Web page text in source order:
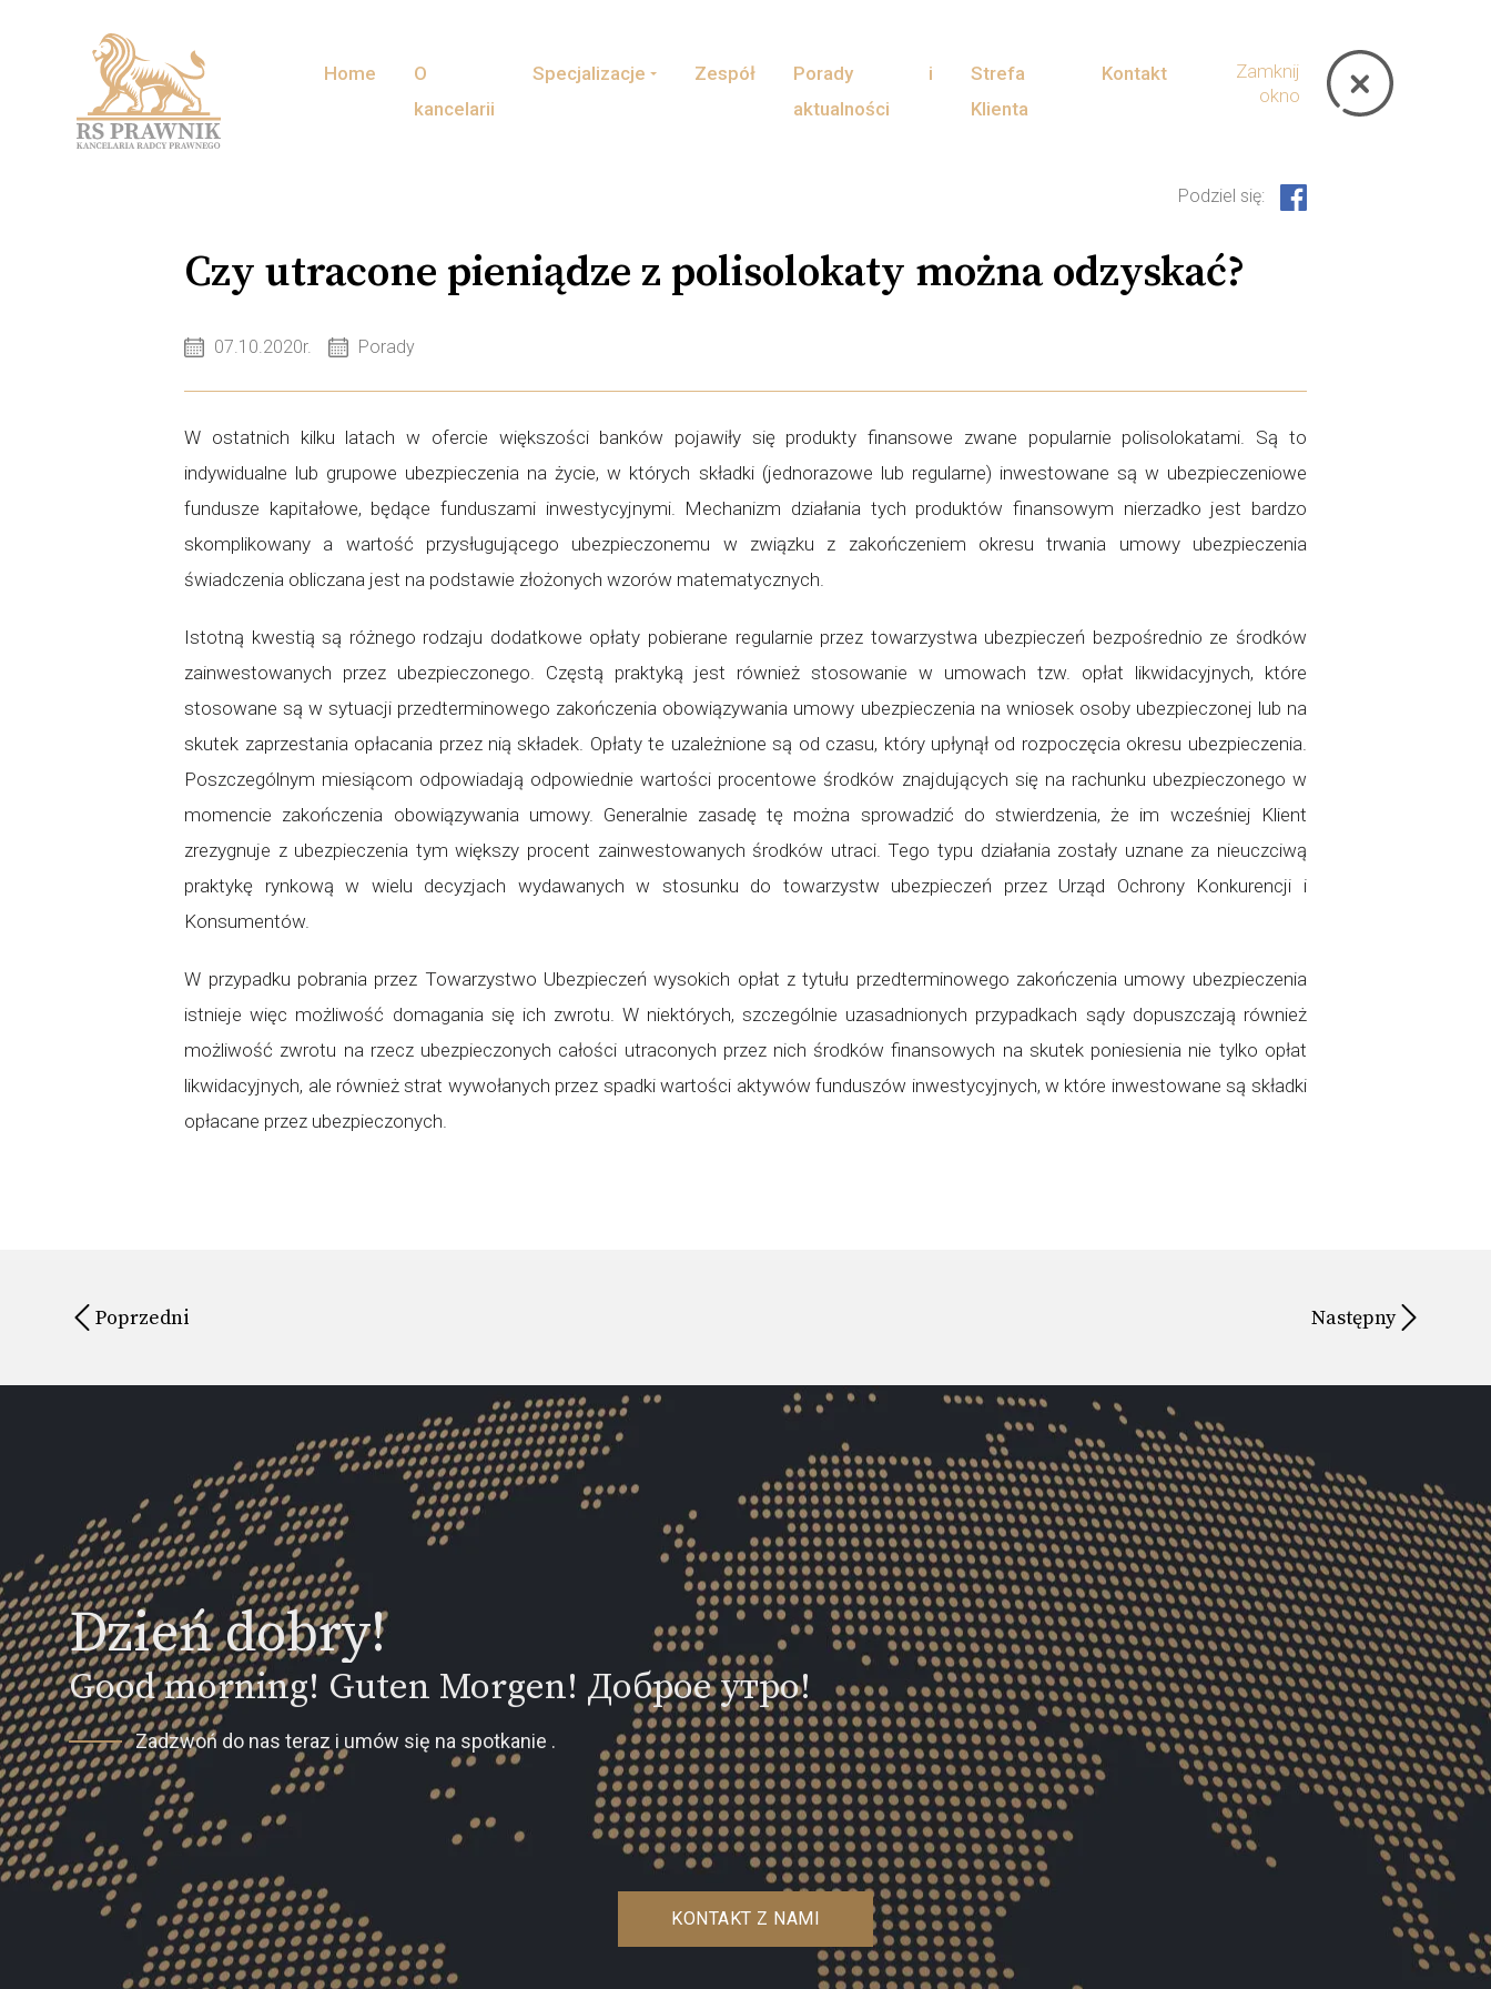
Home
O
kancelarii
Specjalizacje Zespół
Porady i
aktualności
Strefa
Klienta
Kontakt
Zamknij
okno
Podziel się:
Czy utracone pieniądze z polisolokaty można odzyskać?
07.10.2020r. Porady
W ostatnich kilku latach w ofercie większości banków pojawiły się produkty finansowe zwane popularnie polisolokatami. Są to
indywidualne lub grupowe ubezpieczenia na życie, w których składki (jednorazowe lub regularne) inwestowane są w ubezpieczeniowe
fundusze kapitałowe, będące funduszami inwestycyjnymi. Mechanizm działania tych produktów finansowym nierzadko jest bardzo
skomplikowany a wartość przysługującego ubezpieczonemu w związku z zakończeniem okresu trwania umowy ubezpieczenia
świadczenia obliczana jest na podstawie złożonych wzorów matematycznych.
Istotną kwestią są różnego rodzaju dodatkowe opłaty pobierane regularnie przez towarzystwa ubezpieczeń bezpośrednio ze środków
zainwestowanych przez ubezpieczonego. Częstą praktyką jest również stosowanie w umowach tzw. opłat likwidacyjnych, które
stosowane są w sytuacji przedterminowego zakończenia obowiązywania umowy ubezpieczenia na wniosek osoby ubezpieczonej lub na
skutek zaprzestania opłacania przez nią składek. Opłaty te uzależnione są od czasu, który upłynął od rozpoczęcia okresu ubezpieczenia.
Poszczególnym miesiącom odpowiadają odpowiednie wartości procentowe środków znajdujących się na rachunku ubezpieczonego w
momencie zakończenia obowiązywania umowy. Generalnie zasadę tę można sprowadzić do stwierdzenia, że im wcześniej Klient
zrezygnuje z ubezpieczenia tym większy procent zainwestowanych środków utraci. Tego typu działania zostały uznane za nieuczciwą
praktykę rynkową w wielu decyzjach wydawanych w stosunku do towarzystw ubezpieczeń przez Urząd Ochrony Konkurencji i
Konsumentów.
W przypadku pobrania przez Towarzystwo Ubezpieczeń wysokich opłat z tytułu przedterminowego zakończenia umowy ubezpieczenia
istnieje więc możliwość domagania się ich zwrotu. W niektórych, szczególnie uzasadnionych przypadkach sądy dopuszczają również
możliwość zwrotu na rzecz ubezpieczonych całości utraconych przez nich środków finansowych na skutek poniesienia nie tylko opłat
likwidacyjnych, ale również strat wywołanych przez spadki wartości aktywów funduszów inwestycyjnych, w które inwestowane są składki
opłacane przez ubezpieczonych.
Poprzedni Następny
Dzień dobry!
Good morning! Guten Morgen! Доброе утро!
Zadzwoń do nas teraz i umów się na spotkanie .
KONTAKT Z NAMI